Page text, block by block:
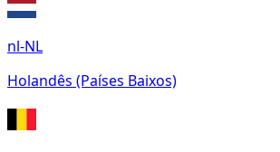
nl-NL
Holandês (Países Baixos)